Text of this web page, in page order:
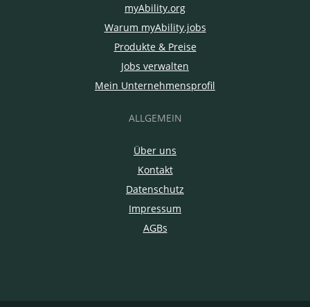
myAbility.org
Warum myAbility.jobs
Produkte & Preise
Jobs verwalten
Mein Unternehmensprofil
ALLGEMEIN
Über uns
Kontakt
Datenschutz
Impressum
AGBs